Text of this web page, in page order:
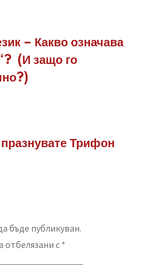
– Какво означава
(И защо го
Трифон
бъде публикуван.
отбелязани с *